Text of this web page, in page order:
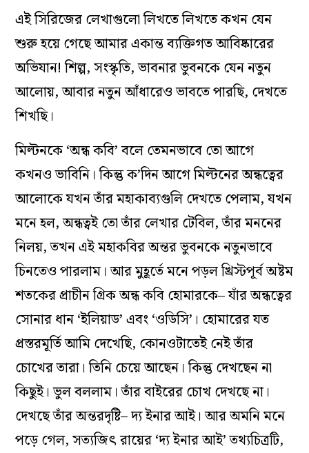
এই সিরিজের লেখাগুলো লিখতে লিখতে কখন যেন
শুরু হয়ে গেছে আমার একান্ত ব‌্যক্তিগত আবিষ্কারের
অভিযান! শিল্প, সংস্কৃতি, ভাবনার ভুবনকে যেন নতুন
আলোয়, আবার নতুন আঁধারেও ভাবতে পারছি, দেখতে
শিখছি।
মিল্টনকে ‘অন্ধ কবি’ বলে তেমনভাবে তো আগে
কখনও ভাবিনি। কিন্তু ক’দিন আগে মিল্টনের অন্ধত্বের
আলোকে যখন তাঁর মহাকাব‌্যগুলি দেখতে পেলাম, যখন
মনে হল, অন্ধত্বই তো তাঁর লেখার টেবিল, তাঁর মননের
নিলয়, তখন এই মহাকবির অন্তর ভুবনকে নতুনভাবে
চিনতেও পারলাম। আর মুহূর্তে মনে পড়ল খ্রিস্টপূর্ব অষ্টম
শতকের প্রাচীন গ্রিক অন্ধ কবি হোমারকে– যাঁর অন্ধত্বের
সোনার ধান ‘ইলিয়াড’ এবং ‘ওডিসি’। হোমারের যত
প্রস্তরমূর্তি আমি দেখেছি, কোনওটাতেই নেই তাঁর
চোখের তারা। তিনি চেয়ে আছেন। কিন্তু দেখছেন না
কিছুই। ভুল বললাম। তাঁর বাইরের চোখ দেখছে না।
দেখছে তাঁর অন্তরদৃষ্টি– দ‌্য ইনার আই। আর অমনি মনে
পড়ে গেল, সত‌্যজিৎ রায়ের ‘দ‌্য ইনার আই’ তথ‌্যচিত্রটি,